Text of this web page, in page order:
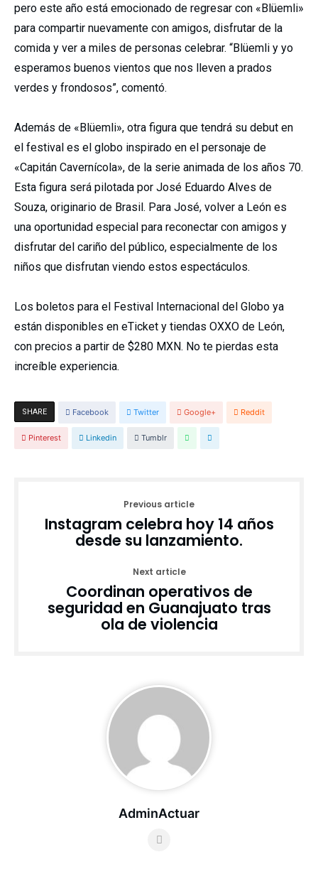
pero este año está emocionado de regresar con «Blüemli»
para compartir nuevamente con amigos, disfrutar de la
comida y ver a miles de personas celebrar. “Blüemli y yo
esperamos buenos vientos que nos lleven a prados
verdes y frondosos”, comentó.
Además de «Blüemli», otra figura que tendrá su debut en
el festival es el globo inspirado en el personaje de
«Capitán Cavernícola», de la serie animada de los años 70.
Esta figura será pilotada por José Eduardo Alves de
Souza, originario de Brasil. Para José, volver a León es
una oportunidad especial para reconectar con amigos y
disfrutar del cariño del público, especialmente de los
niños que disfrutan viendo estos espectáculos.
Los boletos para el Festival Internacional del Globo ya
están disponibles en eTicket y tiendas OXXO de León,
con precios a partir de $280 MXN. No te pierdas esta
increíble experiencia.
SHARE Facebook Twitter Google+ Reddit
Pinterest Linkedin Tumblr
Previous article
Instagram celebra hoy 14 años
desde su lanzamiento.
Next article
Coordinan operativos de
seguridad en Guanajuato tras
ola de violencia
AdminActuar